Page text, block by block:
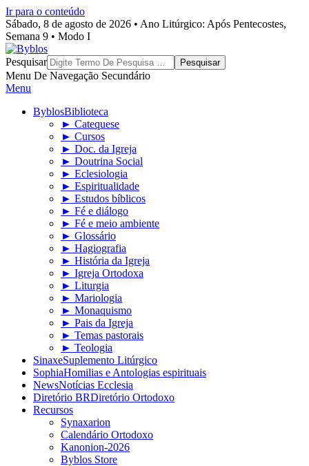
Ir para o conteúdo
Sábado, 8 de agosto de 2026 • Ano Litúrgico: Após Pentecostes,
Semana 9 • Modo I
Byblos
Pesquisar
Menu De Navegação Secundário
Menu
ByblosBiblioteca
► Catequese
► Cursos
► Doc. da Igreja
► Doutrina Social
► Eclesiologia
► Espiritualidade
► Estudos bíblicos
► Fé e diálogo
► Fé e meio ambiente
► Glossário
► Hagiografia
► História da Igreja
► Igreja Ortodoxa
► Liturgia
► Mariologia
► Monaquismo
► Pais da Igreja
► Temas pastorais
► Teologia
SinaxeSuplemento Litúrgico
SophiaHomilias e Antologias espirituais
NewsNotícias Ecclesia
Diretório BRDiretório Ortodoxo
Recursos
Synaxarion
Calendário Ortodoxo
Kanonion-2026
Byblos Store